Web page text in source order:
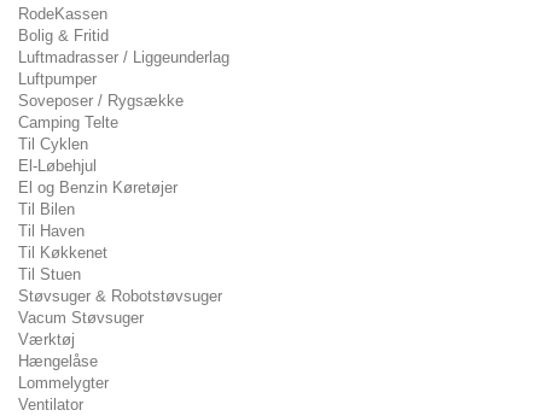
RodeKassen
Bolig & Fritid
Luftmadrasser / Liggeunderlag
Luftpumper
Soveposer / Rygsække
Camping Telte
Til Cyklen
El-Løbehjul
El og Benzin Køretøjer
Til Bilen
Til Haven
Til Køkkenet
Til Stuen
Støvsuger & Robotstøvsuger
Vacum Støvsuger
Værktøj
Hængelåse
Lommelygter
Ventilator